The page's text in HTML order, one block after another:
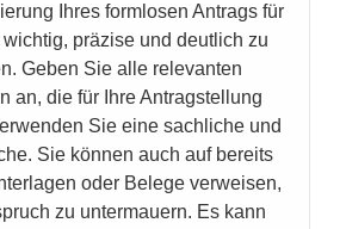
Ihres formlosen Antrags für
wichtig, präzise und deutlich zu
Geben Sie alle relevanten
an, die für Ihre Antragstellung
Sie eine sachliche und
Sie können auch auf bereits
oder Belege verweisen,
zu untermauern. Es kann